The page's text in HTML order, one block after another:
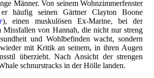
Männer. Von seinem Wohnzimmerfenster
er häufig seinen Gärtner Clayton Boone
), einen muskulösen Ex-Marine, bei der
Missfallen von Hannah, die nicht nur streng
und Wohlbefinden wacht, sondern
mit Kritik an seinem, in ihren Augen
überzieht. Nach Ansicht der strengen
schnurstracks in der Hölle landen.